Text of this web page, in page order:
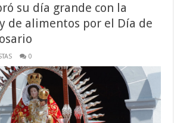
su día grande con la
de alimentos por el Día de
0